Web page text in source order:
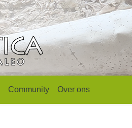
Community Over ons